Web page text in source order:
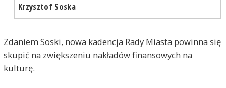
Krzysztof Soska
Zdaniem Soski, nowa kadencja Rady Miasta powinna się
skupić na zwiększeniu nakładów finansowych na
kulturę.